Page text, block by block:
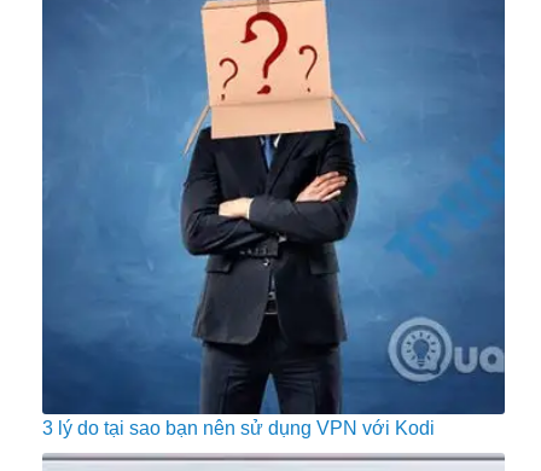
3 lý do tại sao bạn nên sử dụng VPN với Kodi